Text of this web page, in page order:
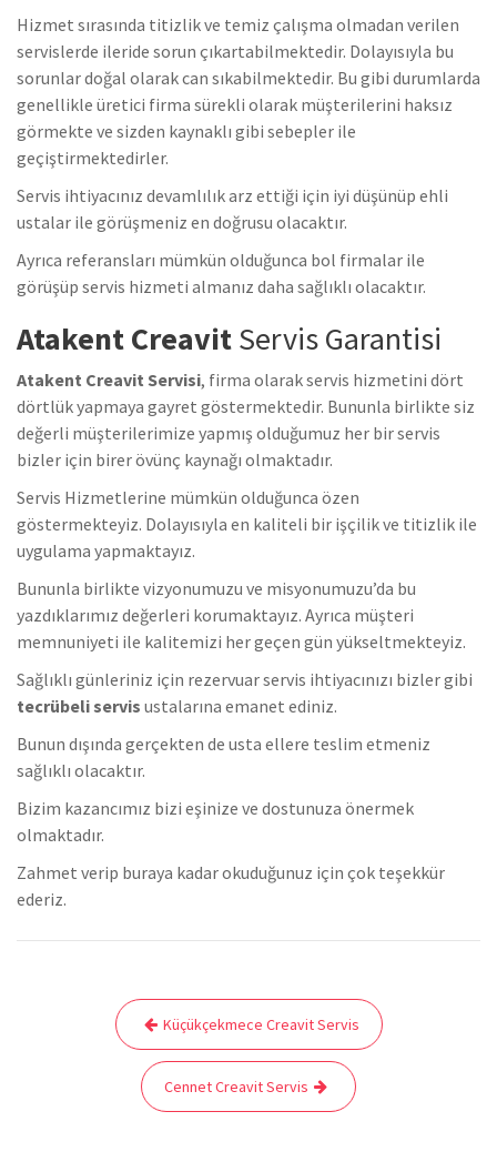
Hizmet sırasında titizlik ve temiz çalışma olmadan verilen
servislerde ileride sorun çıkartabilmektedir. Dolayısıyla bu
sorunlar doğal olarak can sıkabilmektedir. Bu gibi durumlarda
genellikle üretici firma sürekli olarak müşterilerini haksız
görmekte ve sizden kaynaklı gibi sebepler ile
geçiştirmektedirler.
Servis ihtiyacınız devamlılık arz ettiği için iyi düşünüp ehli
ustalar ile görüşmeniz en doğrusu olacaktır.
Ayrıca referansları mümkün olduğunca bol firmalar ile
görüşüp servis hizmeti almanız daha sağlıklı olacaktır.
Atakent CreavitServis Garantisi
Atakent Creavit Servisi, firma olarak servis hizmetini dört
dörtlük yapmaya gayret göstermektedir. Bununla birlikte siz
değerli müşterilerimize yapmış olduğumuz her bir servis
bizler için birer övünç kaynağı olmaktadır.
Servis Hizmetlerine mümkün olduğunca özen
göstermekteyiz. Dolayısıyla en kaliteli bir işçilik ve titizlik ile
uygulama yapmaktayız.
Bununla birlikte vizyonumuzu ve misyonumuzu’da bu
yazdıklarımız değerleri korumaktayız. Ayrıca müşteri
memnuniyeti ile kalitemizi her geçen gün yükseltmekteyiz.
Sağlıklı günleriniz için rezervuar servis ihtiyacınızı bizler gibi
tecrübeli servis ustalarına emanet ediniz.
Bunun dışında gerçekten de usta ellere teslim etmeniz
sağlıklı olacaktır.
Bizim kazancımız bizi eşinize ve dostunuza önermek
olmaktadır.
Zahmet verip buraya kadar okuduğunuz için çok teşekkür
ederiz.
gezinmesi
Küçükçekmece Creavit Servis
Cennet Creavit Servis